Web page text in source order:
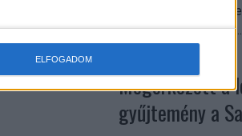
ELFOGADOM
különösen ott
üzleti információkkal...
Megérkezett a
gyűjtemény a